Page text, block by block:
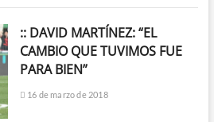
:: DAVID MARTÍNEZ: “EL
CAMBIO QUE TUVIMOS FUE
PARA BIEN”
16 de marzo de 2018